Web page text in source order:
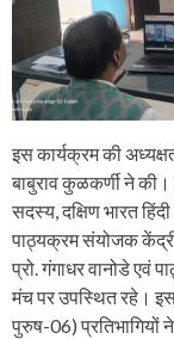
इस कार्यक्रम की
बाबुराव कुळकर्णी ने
सदस्य, दक्षिण भारत
पाठ्यक्रम संयोजक
प्रो. गंगाधर वानोडे एवं
मंच पर उपस्थित रहे।
पुरुष-06) प्रतिभागियों